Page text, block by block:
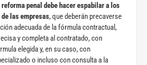
reforma penal debe hacer espabilar a los
las empresas, que deberán precaverse
adecuada de la fórmula contractual,
y completa al contratado, con
elegida y, en su caso, con
o incluso con consulta a la